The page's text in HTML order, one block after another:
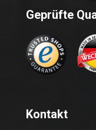
Geprüfte
Kontakt